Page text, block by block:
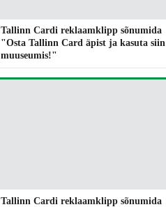
Tallinn Cardi reklaamklipp sõnumida
"Osta Tallinn Card äpist ja kasuta siin
muuseumis!"
Tallinn Cardi reklaamklipp sõnumida